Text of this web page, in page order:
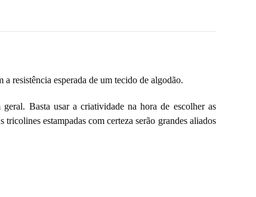
resistência esperada de um tecido de algodão.
Basta usar a criatividade na hora de escolher as
estampadas com certeza serão grandes aliados